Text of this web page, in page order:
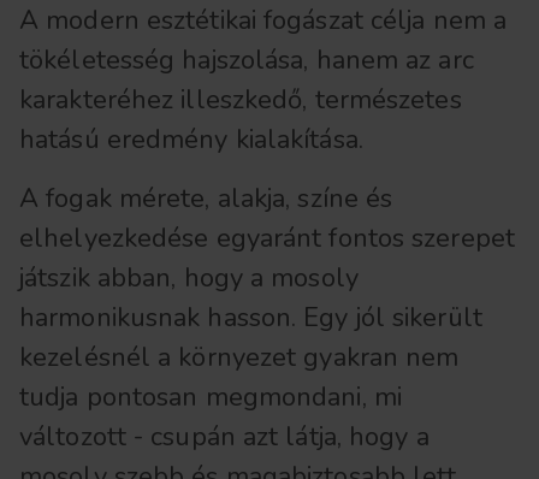
A modern esztétikai fogászat célja nem a
tökéletesség hajszolása, hanem az arc
karakteréhez illeszkedő, természetes
hatású eredmény kialakítása.
A fogak mérete, alakja, színe és
elhelyezkedése egyaránt fontos szerepet
játszik abban, hogy a mosoly
harmonikusnak hasson. Egy jól sikerült
kezelésnél a környezet gyakran nem
tudja pontosan megmondani, mi
változott - csupán azt látja, hogy a